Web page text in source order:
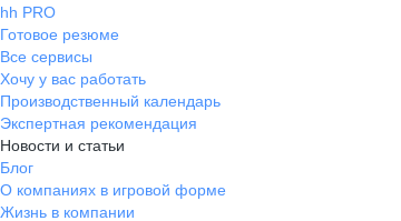
hh PRO
Готовое резюме
Все сервисы
Хочу у вас работать
Производственный календарь
Экспертная рекомендация
Новости и статьи
Блог
О компаниях в игровой форме
Жизнь в компании